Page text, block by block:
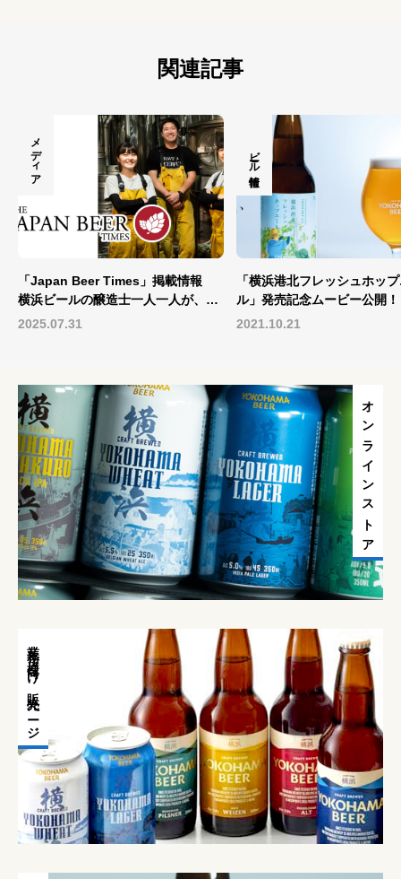
関連記事
「Japan Beer Times」掲載情報
横浜ビールの醸造士一人一人が、今
作りたいビール...
2025.07.31
メディア
「横浜港北フレッシュホッ
ル」発売記念ムービー公開！
2021.10.21
ビール情報
オンラインストア
業務店様向け販売ページ